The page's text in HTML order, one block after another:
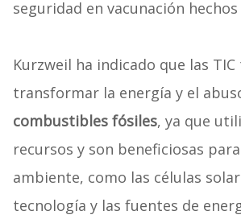
seguridad en vacunación
Kurzweil ha indicado que las
transformar la energía y el
combustibles fósiles, ya que
recursos y son beneficiosas
ambiente, como las células
tecnología y las fuentes de